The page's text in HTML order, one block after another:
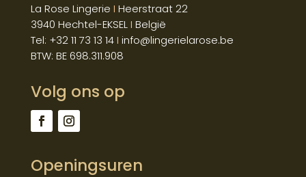
La Rose Lingerie I Heerstraat 22
3940 Hechtel-EKSELI België
Tel: +32 11 73 13 14I info@lingerielarose.be
BTW: BE 698.311.908
Volg ons op
Openingsuren